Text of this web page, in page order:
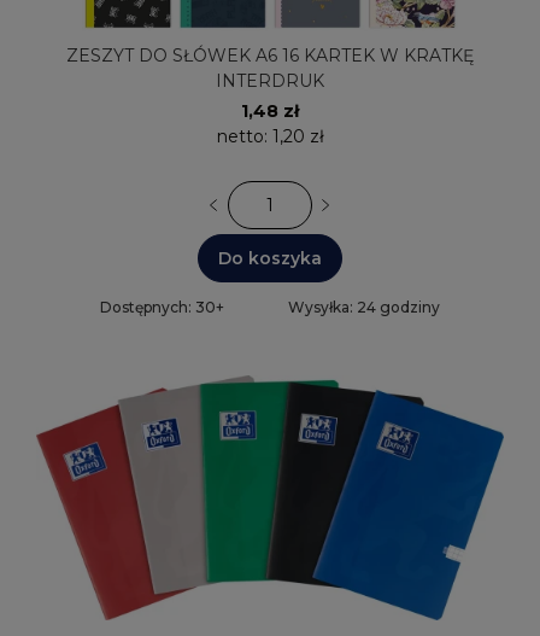
ZESZYT DO SŁÓWEK A6 16 KARTEK W KRATKĘ
INTERDRUK
1,48 zł
netto: 1,20 zł
Do koszyka
Dostępnych: 30+ Wysyłka: 24 godziny